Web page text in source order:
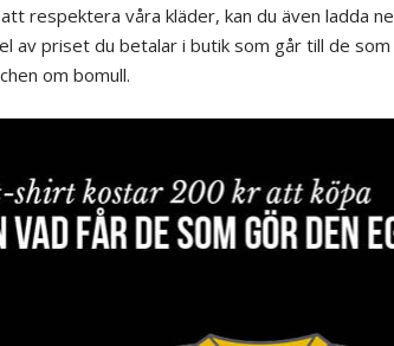
respektera våra kläder, kan du även ladda
av priset du betalar i butik som går till de
om bomull.